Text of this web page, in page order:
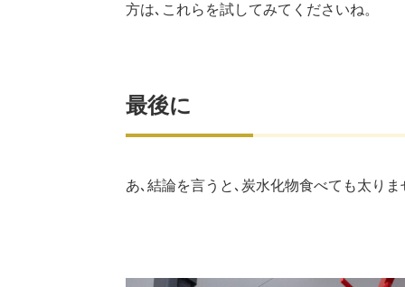
方は､これらを試してみてくださいね。
最後に
あ､結論を言うと､炭水化物食べても太りま